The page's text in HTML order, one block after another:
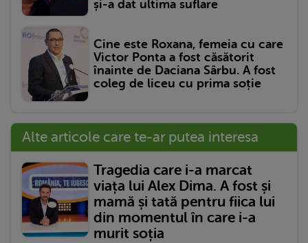
și-a dat ultima suflare
Cine este Roxana, femeia cu care
Victor Ponta a fost căsătorit
înainte de Daciana Sârbu. A fost
coleg de liceu cu prima soție
Alte articole care te-ar putea interesa
Tragedia care i-a marcat
viața lui Alex Dima. A fost și
mamă și tată pentru fiica lui
din momentul în care i-a
murit soția